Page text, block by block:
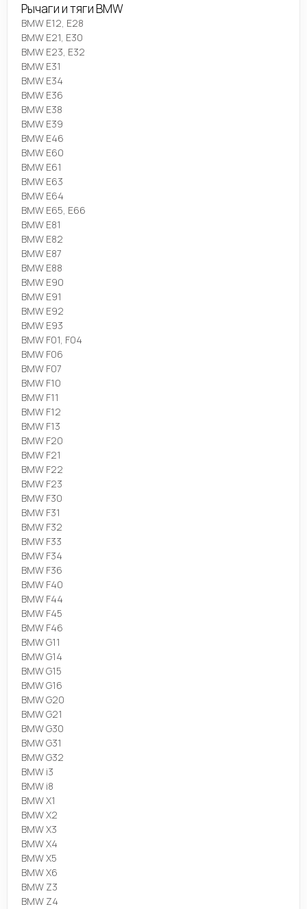
Рычаги и тяги BMW
BMW E12, E28
BMW E21, E30
BMW E23, E32
BMW E31
BMW E34
BMW E36
BMW E38
BMW E39
BMW E46
BMW E60
BMW E61
BMW E63
BMW E64
BMW E65, E66
BMW E81
BMW E82
BMW E87
BMW E88
BMW E90
BMW E91
BMW E92
BMW E93
BMW F01, F04
BMW F06
BMW F07
BMW F10
BMW F11
BMW F12
BMW F13
BMW F20
BMW F21
BMW F22
BMW F23
BMW F30
BMW F31
BMW F32
BMW F33
BMW F34
BMW F36
BMW F40
BMW F44
BMW F45
BMW F46
BMW G11
BMW G14
BMW G15
BMW G16
BMW G20
BMW G21
BMW G30
BMW G31
BMW G32
BMW i3
BMW i8
BMW X1
BMW X2
BMW X3
BMW X4
BMW X5
BMW X6
BMW Z3
BMW Z4